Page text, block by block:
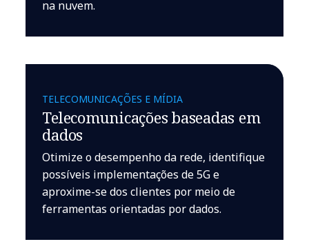
na nuvem.
TELECOMUNICAÇÕES E MÍDIA
Telecomunicações baseadas em
dados
Otimize o desempenho da rede, identifique
possíveis implementações de 5G e
aproxime-se dos clientes por meio de
ferramentas orientadas por dados.